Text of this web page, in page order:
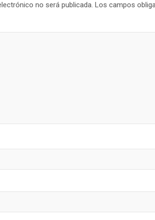
no será publicada. Los campos